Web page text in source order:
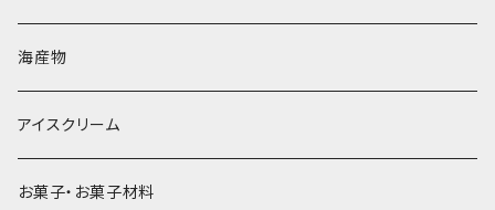
氷河の氷
氷アイテム
発泡スチロール無地-使い捨て
発泡スチロールプリント柄
かき氷スプーン・スプーンストロー
プラスチック・スプーン
プラスチック・スプーンストロー
コンデンスミルク・練乳・あんこ
かき氷セット
ドライアイス5ｋｇ
ドライアイス8ｋｇ
ドライアイス10ｋｇ
ビール・グラス
タンブラー
かき氷器
肉まん・あんまん
パスタ・スパゲッティ
惣菜
海産物
アイスクリーム
お菓子・お菓子材料